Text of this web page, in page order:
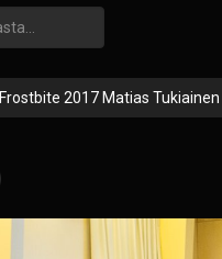
Frostbite 2017 Matias Tukiainen